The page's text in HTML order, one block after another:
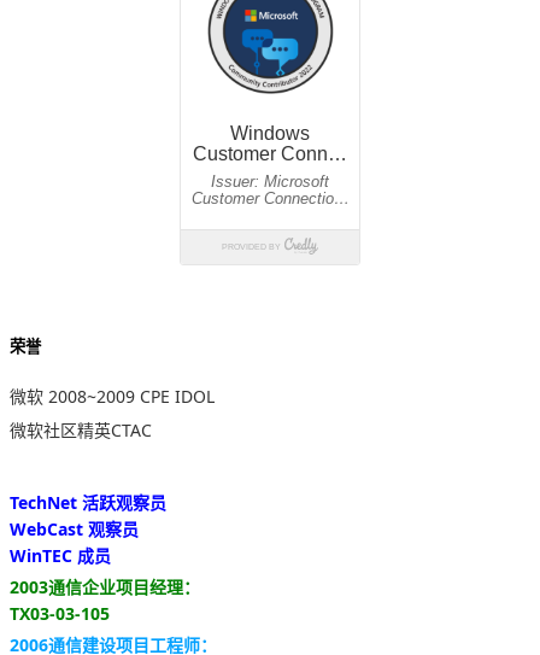
荣誉
微软 2008~2009 CPE IDOL
微软社区精英CTAC
TechNet 活跃观察员
WebCast 观察员
WinTEC 成员
2003通信企业项目经理：
TX03-03-105
2006通信建设项目工程师：